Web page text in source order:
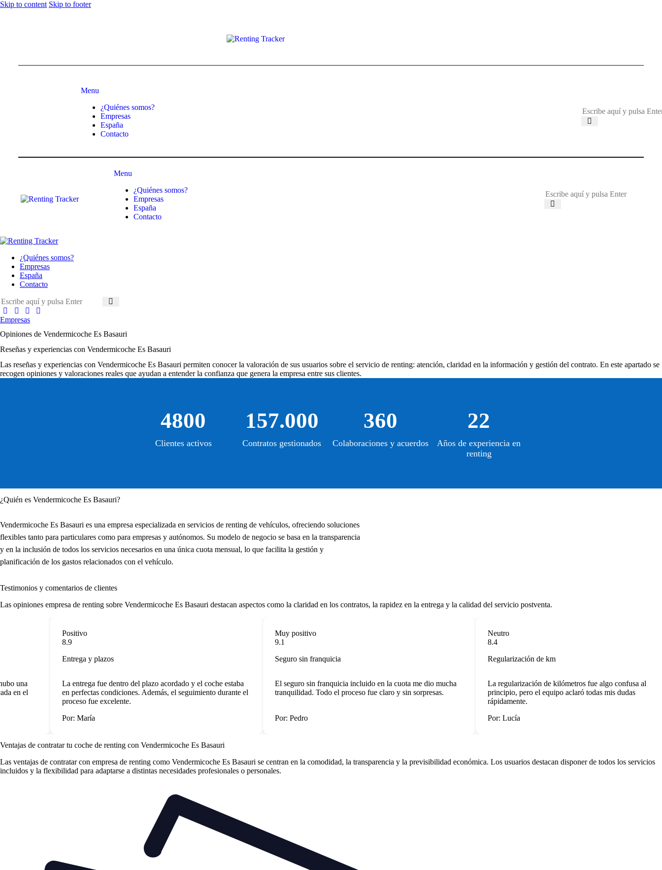
Skip to content Skip to footer
Menu
¿Quiénes somos?
Empresas
España
Contacto
Menu
¿Quiénes somos?
Empresas
España
Contacto
¿Quiénes somos?
Empresas
España
Contacto
Empresas
Opiniones de Vendermicoche Es Basauri
Reseñas y experiencias con Vendermicoche Es Basauri
Las reseñas y experiencias con Vendermicoche Es Basauri permiten conocer la valoración de sus usuarios sobre el servicio de renting: atención, claridad en la información y gestión del contrato. En este apartado se
recogen opiniones y valoraciones reales que ayudan a entender la confianza que genera la empresa entre sus clientes.
4800
Clientes activos
157.000
Contratos gestionados
360
Colaboraciones y acuerdos
22
Años de experiencia en
renting
¿Quién es Vendermicoche Es Basauri?
Vendermicoche Es Basauri es una empresa especializada en servicios de renting de vehículos, ofreciendo soluciones
flexibles tanto para particulares como para empresas y autónomos. Su modelo de negocio se basa en la transparencia
y en la inclusión de todos los servicios necesarios en una única cuota mensual, lo que facilita la gestión y
planificación de los gastos relacionados con el vehículo.
Testimonios y comentarios de clientes
Las opiniones empresa de renting sobre Vendermicoche Es Basauri destacan aspectos como la claridad en los contratos, la rapidez en la entrega y la calidad del servicio postventa.
una
en el
Positivo
8.9
Entrega y plazos
La entrega fue dentro del plazo acordado y el coche estaba
en perfectas condiciones. Además, el seguimiento durante el
proceso fue excelente.
Por: María
Muy positivo
9.1
Seguro sin franquicia
El seguro sin franquicia incluido en la cuota me dio mucha
tranquilidad. Todo el proceso fue claro y sin sorpresas.
Por: Pedro
Neutro
8.4
Regularización de km
La regularización de kilómetros fue algo confusa al
principio, pero el equipo aclaró todas mis dudas
rápidamente.
Por: Lucía
Ventajas de contratar tu coche de renting con Vendermicoche Es Basauri
Las ventajas de contratar con empresa de renting como Vendermicoche Es Basauri se centran en la comodidad, la transparencia y la previsibilidad económica. Los usuarios destacan disponer de todos los servicios
incluidos y la flexibilidad para adaptarse a distintas necesidades profesionales o personales.